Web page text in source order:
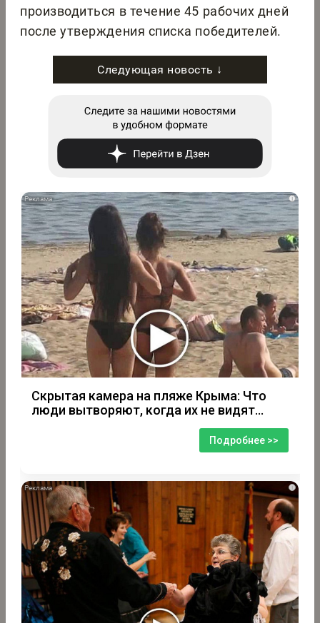
производиться в течение 45 рабочих дней
после утверждения списка победителей.
Следующая новость ↓
i
Скрытая камера на пляже Крыма: Что
люди вытворяют, когда их не видят...
Подробнее >>
i